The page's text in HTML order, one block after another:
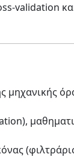
validation
μηχανικής